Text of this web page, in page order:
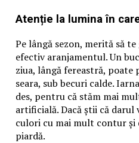
Atenție la lumina în
Pe lângă sezon, merită să
efectiv aranjamentul. Un
ziua, lângă fereastră,
seara, sub becuri calde.
des, pentru că stăm mai
artificială. Dacă știi că darul
culori cu mai mult contur și
piardă.